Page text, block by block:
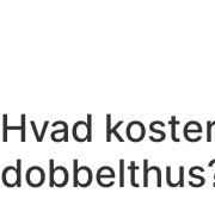
Hvad